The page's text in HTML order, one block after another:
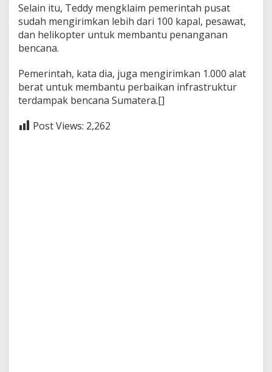
Selain itu, Teddy mengklaim pemerintah pusat
sudah mengirimkan lebih dari 100 kapal, pesawat,
dan helikopter untuk membantu penanganan
bencana.
Pemerintah, kata dia, juga mengirimkan 1.000 alat
berat untuk membantu perbaikan infrastruktur
terdampak bencana Sumatera.[]
Post Views: 2,262